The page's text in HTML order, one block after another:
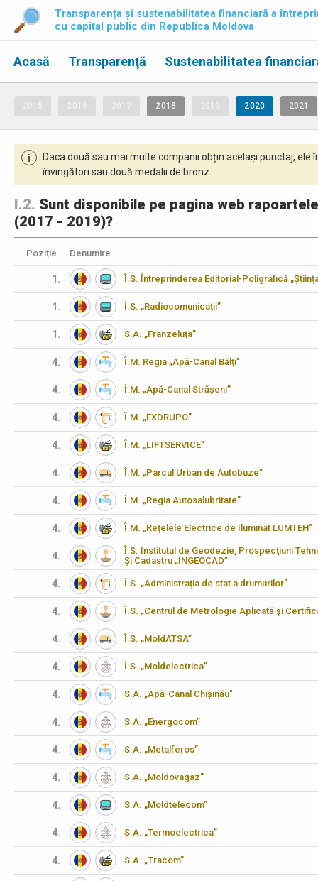
Transparența și sustenabilitatea financiară a
cu capital public din Republica Moldova
Acasă Transparenţă Sustenabilitatea
2018 2020 2021
i
Daca două sau mai multe companii obțin același punctaj,
învingători sau două medalii de bronz.
I.2. Sunt disponibile pe pagina web
(2017 - 2019)?
Poziție Denumire
1. Î.S. Întreprinderea Editorial-Poligrafică
1. Î.S. „Radiocomunicații”
1. S.A. „Franzeluţa”
4. Î.M. Regia „Apă-Canal Bălţi"
4. Î.M. „Apă-Canal Strășeni”
4. Î.M. „EXDRUPO”
4. Î.M. „LIFTSERVICE”
4. Î.M. „Parcul Urban de Autobuze”
4. Î.M. „Regia Autosalubritate”
4. Î.M. „Reţelele Electrice de Iluminat LUMTEH”
4.
Î.S. Institutul de Geodezie, Prospecţiuni
Şi Cadastru „INGEOCAD”
4. Î.S. „Administraţia de stat a drumurilor”
4. Î.S. „Centrul de Metrologie Aplicată şi
4. Î.S. „MoldATSA”
4. Î.S. „Moldelectrica”
4. S.A. „Apă-Canal Chișinău"
4. S.A. „Energocom”
4. S.A. „Metalferos”
4. S.A. „Moldovagaz”
4. S.A. „Moldtelecom”
4. S.A. „Termoelectrica”
4. S.A. „Tracom”